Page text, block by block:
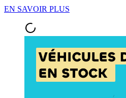
EN SAVOIR PLUS